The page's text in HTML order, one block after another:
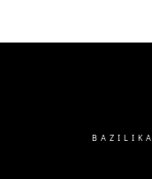
BAZILIKA